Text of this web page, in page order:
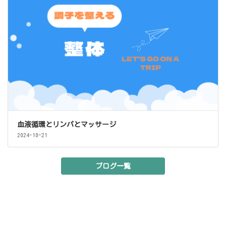
血液循環とリンパとマッサージ
2024-10-21
ブログ一覧